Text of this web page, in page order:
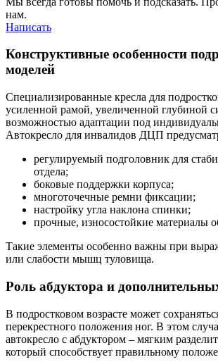
нам.
Написать
Конструктивные особенности
моделей
Специализированные кресла для
усиленной рамой, увеличенной глубиной
возможностью адаптации под
Автокресло для инвалидов ДЦП
регулируемый подголовник для
отдела;
боковые поддержки корпуса;
многоточечные ремни фиксации;
настройку угла наклона спинки;
прочные, износостойкие материалы
Такие элементы особенно важны при
или слабости мышц туловища.
Роль абдуктора и
В подростковом возрасте может
перекрестного положения ног. В этом
автокресло с абдуктором – мягким
который способствует правильному